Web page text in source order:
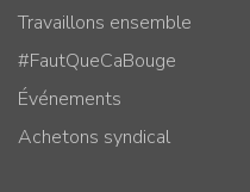
Travaillons ensemble
#FautQueCaBouge
Événements
Achetons syndical